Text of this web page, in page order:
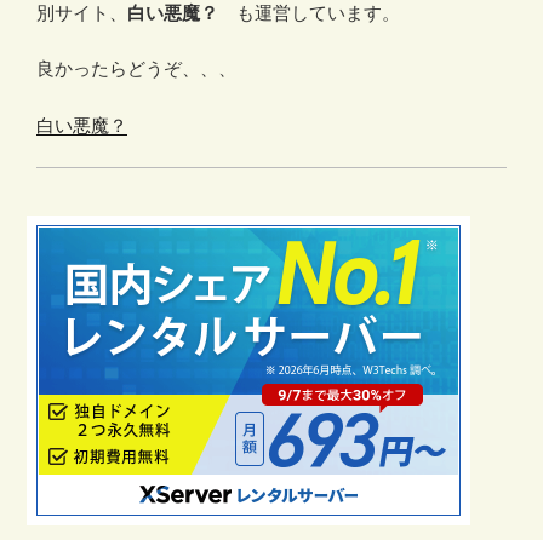
別サイト、 白い悪魔？ も運営しています。
良かったらどうぞ、、、
白い悪魔？